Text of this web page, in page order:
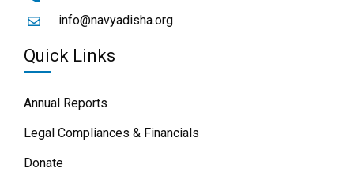
info@navyadisha.org
Quick Links
Annual Reports
Legal Compliances & Financials
Donate